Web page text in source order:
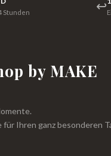
Stunden ↩
by MAKE
Ihren ganz besonderen